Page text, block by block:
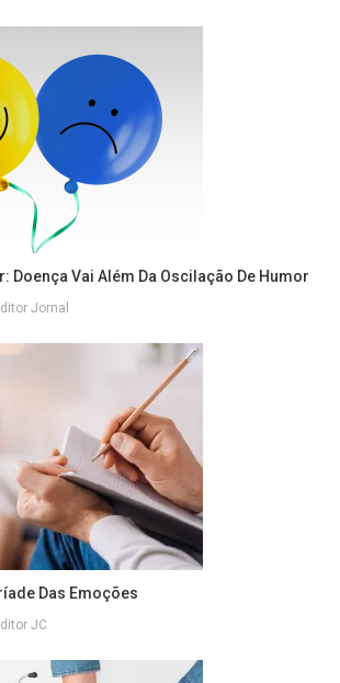
Doença Vai Além Da Oscilação De Humor
Jornal
Das Emoções
JC